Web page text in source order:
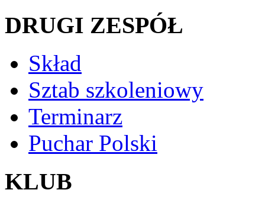
DRUGI ZESPÓŁ
Skład
Sztab szkoleniowy
Terminarz
Puchar Polski
KLUB